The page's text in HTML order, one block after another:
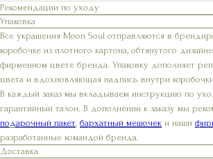
Рекомендации по уходу
Упаковка
Все украшения Moon Soul отправляются в
коробочке из плотного картона, обтянутого
фирменном цвете бренда. Упаковку дополняет
цвета и вдохновляющая надпись внутри
В каждый заказ мы вкладываем инструкцию по
гарантийный талон. В дополнении к заказу мы
подарочный пакет бархатный мешочек и наши
разработанные командой бренда.
Доставка